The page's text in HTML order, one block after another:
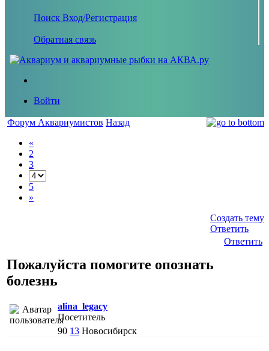
Поиск Вход/Регистрация
Обратная связь
Войти
Форум Аквариумистов Назад
«
2
3
5
»
Создать тему
Ответить
Ответить
Пожалуйста помогите опознать
болезнь
alina_legacy
Посетитель
90 13 Новосибирск